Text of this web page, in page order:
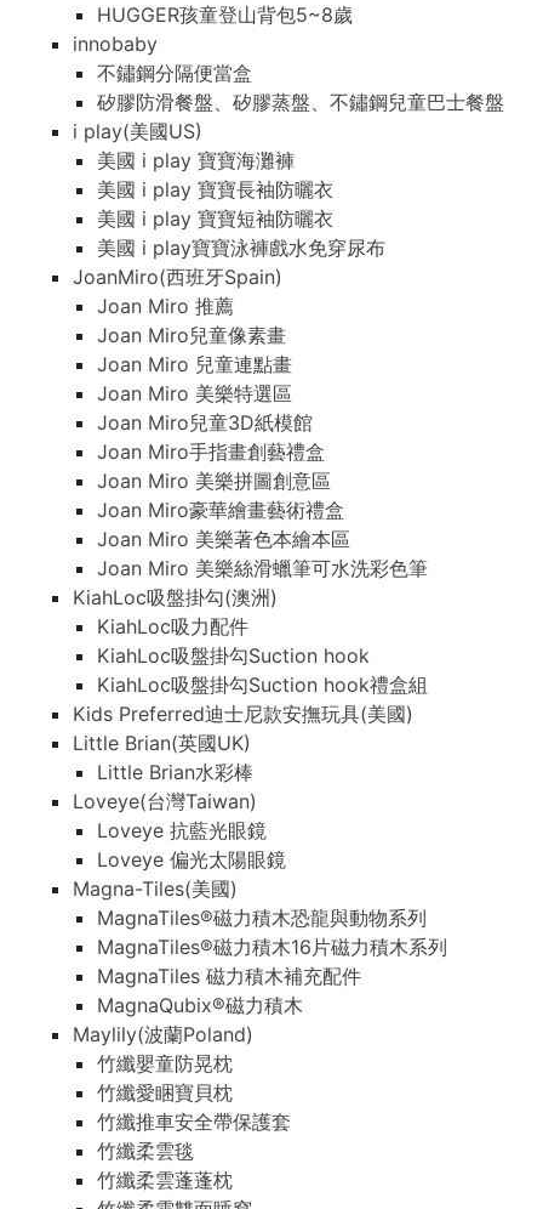
HUGGER孩童登山背包5~8歲
innobaby
不鏽鋼分隔便當盒
矽膠防滑餐盤、矽膠蒸盤、不鏽鋼兒童巴士餐盤
i play(美國US)
美國 i play 寶寶海灘褲
美國 i play 寶寶長袖防曬衣
美國 i play 寶寶短袖防曬衣
美國 i play寶寶泳褲戲水免穿尿布
JoanMiro(西班牙Spain)
Joan Miro 推薦
Joan Miro兒童像素畫
Joan Miro 兒童連點畫
Joan Miro 美樂特選區
Joan Miro兒童3D紙模館
Joan Miro手指畫創藝禮盒
Joan Miro 美樂拼圖創意區
Joan Miro豪華繪畫藝術禮盒
Joan Miro 美樂著色本繪本區
Joan Miro 美樂絲滑蠟筆可水洗彩色筆
KiahLoc吸盤掛勾(澳洲)
KiahLoc吸力配件
KiahLoc吸盤掛勾Suction hook
KiahLoc吸盤掛勾Suction hook禮盒組
Kids Preferred迪士尼款安撫玩具(美國)
Little Brian(英國UK)
Little Brian水彩棒
Loveye(台灣Taiwan)
Loveye 抗藍光眼鏡
Loveye 偏光太陽眼鏡
Magna-Tiles(美國)
MagnaTiles®磁力積木恐龍與動物系列
MagnaTiles®磁力積木16片磁力積木系列
MagnaTiles 磁力積木補充配件
MagnaQubix®磁力積木
Maylily(波蘭Poland)
竹纖嬰童防晃枕
竹纖愛睏寶貝枕
竹纖推車安全帶保護套
竹纖柔雲毯
竹纖柔雲蓬蓬枕